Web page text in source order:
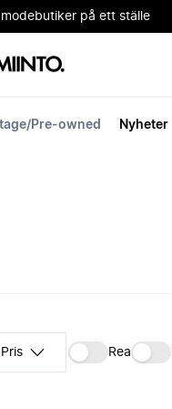
på ett ställe
Pre-owned Nyheter
Pris Rea